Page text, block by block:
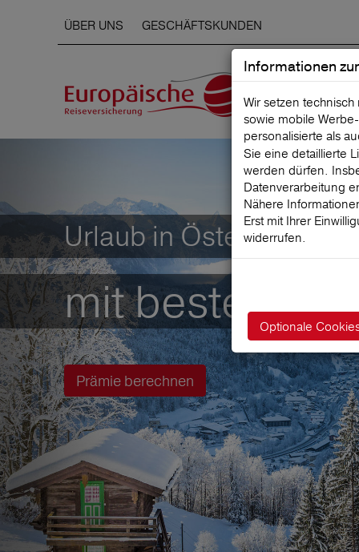
ÜBER UNS GESCHÄFTSKUNDEN
Urlaub in Österreich
mit bester
Prämie berechnen
Informationen
Wir setzen
sowie mobile
personalisierte als
Sie eine detaillierte
werden dürfen.
Datenverarbeitung
Nähere
Erst mit Ihrer
widerrufen.
Optionale